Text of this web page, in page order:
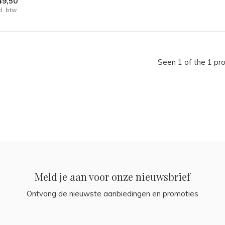
btw
Seen 1 of the 1
Meld je aan voor onze nieuwsbrief
Ontvang de nieuwste aanbiedingen en promoties